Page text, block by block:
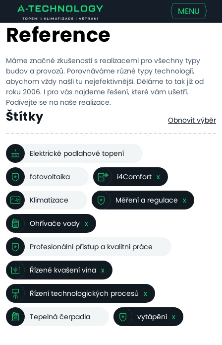
MENU
Reference
Máme značné zkušenosti s realizacemi pro všechny typy
budov a provozů. Porovnáváme různé typy technologií,
abychom vždy našli tu nejefektivnější. Děláme to tak již od
roku 2006. I pro vás najdeme řešení, které vám ušetří.
Podívejte se na naše realizace.
Štítky Obnovit výběr
Elektrické podlahové topení
fotovoltaika i4Comfort x
Klimatizace Měření a regulace x
Ohřívače vody x
Profesionální přístup a kvalitní práce
Řízené kvašení vína x
Řízení technologických procesů x
Tepelná čerpadla vytápění x